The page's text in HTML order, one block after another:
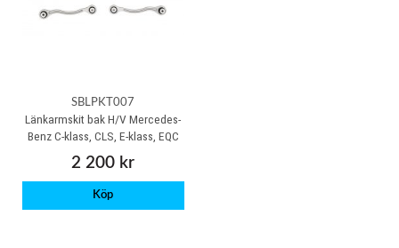
SBLPKT007
Länkarmskit bak H/V Mercedes-
Benz C-klass, CLS, E-klass, EQC
2 200 kr
Köp